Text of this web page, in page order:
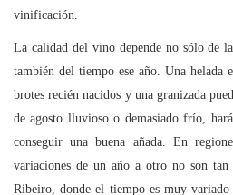
vinificación.
La calidad del vino depende no sólo de
también del tiempo ese año. Una helada
brotes recién nacidos y una granizada
de agosto lluvioso o demasiado frío,
conseguir una buena añada. En
variaciones de un año a otro no son
Ribeiro, donde el tiempo es muy